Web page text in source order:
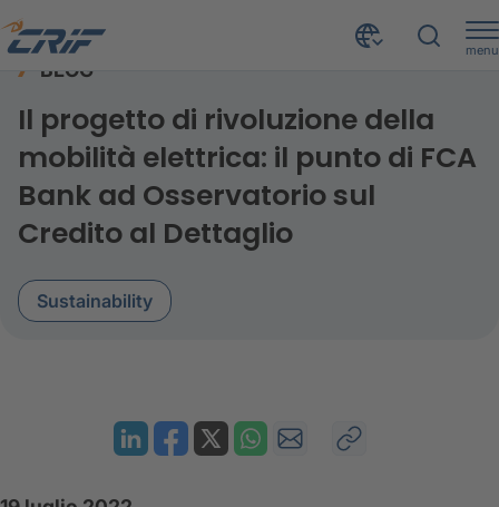
menu
Home Risorse
BLOG
Il progetto di rivoluzione della
mobilità elettrica: il punto di FCA
Bank ad Osservatorio sul
Credito al Dettaglio
Sustainability